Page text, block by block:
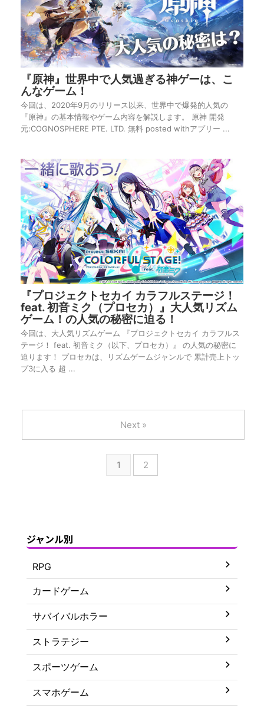
『原神』世界中で人気過ぎる神ゲーは、こ
んなゲーム！
今回は、2020年9月のリリース以来、世界中で爆発的人気の
『原神』の基本情報やゲーム内容を解説します。 原神 開発
元:COGNOSPHERE PTE. LTD. 無料 posted withアプリー ...
『プロジェクトセカイ カラフルステージ！
feat. 初音ミク（プロセカ）』大人気リズム
ゲーム！の人気の秘密に迫る！
今回は、大人気リズムゲーム 『プロジェクトセカイ カラフルス
テージ！ feat. 初音ミク（以下、プロセカ）』 の人気の秘密に
迫ります！ プロセカは、リズムゲームジャンルで 累計売上トッ
プ3に入る 超 ...
1 2
Next »
ジャンル別
RPG
カードゲーム
サバイバルホラー
ストラテジー
スポーツゲーム
スマホゲーム